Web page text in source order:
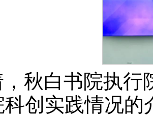
秋白书院执行
科创实践情况的